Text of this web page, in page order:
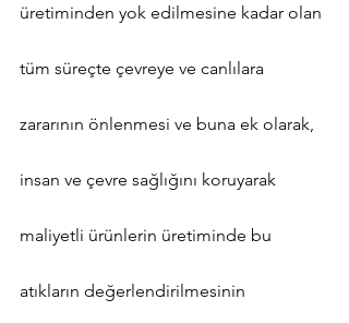
üretiminden yok edilmesine kadar olan
tüm süreçte çevreye ve canlılara
zararının önlenmesi ve buna ek olarak,
insan ve çevre sağlığını koruyarak
maliyetli ürünlerin üretiminde bu
atıkların değerlendirilmesinin